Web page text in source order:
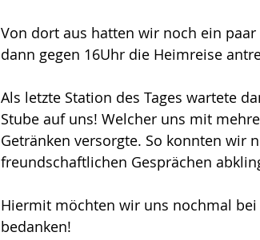
Von dort aus hatten wir noch ein
dann gegen 16Uhr die Heimreise
Als letzte Station des Tages wartete
Stube auf uns! Welcher uns mit
Getränken versorgte. So konnten wir
freundschaftlichen Gesprächen
Hiermit möchten wir uns nochmal
bedanken!